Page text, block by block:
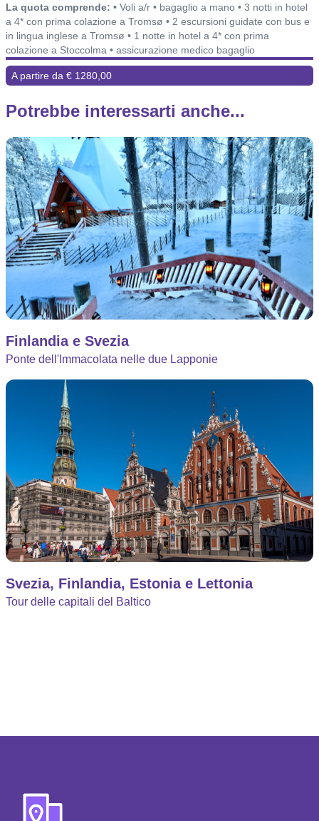
La quota comprende: • Voli a/r • bagaglio a mano • 3 notti in hotel
a 4* con prima colazione a Tromsø • 2 escursioni guidate con bus e
in lingua inglese a Tromsø • 1 notte in hotel a 4* con prima
colazione a Stoccolma • assicurazione medico bagaglio
A partire da € 1280,00
Potrebbe interessarti anche...
Finlandia e Svezia
Ponte dell'Immacolata nelle due Lapponie
Svezia, Finlandia, Estonia e Lettonia
Tour delle capitali del Baltico